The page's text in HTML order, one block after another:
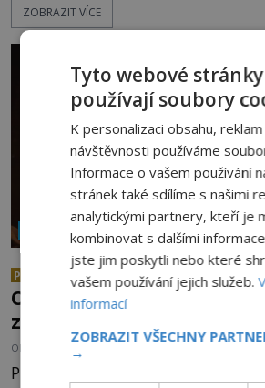
Bakchus? Mytologický příběh řeckého boha
Dionýsa není zrovna idylická
Héra nemůže nechat b
ZOBRAZIT VÍCE
NÁBOŽENSTVÍ A OKULTISMUS
PREMIUM
Abramelinova
Obsahuje mocná
zaříkávadla?
OD
Prostorná studovna židovského
Tyto webové stránky
používají soubory
K personalizaci obsahu,
návštěvnosti používáme
Informace o vašem používání
stránek také sdílíme s našimi
analytickými partnery, kteří je
kombinovat s dalšími
jste jim poskytli nebo které
vašem používání jejich služeb.
informací
ZOBRAZIT VŠECHNY
→